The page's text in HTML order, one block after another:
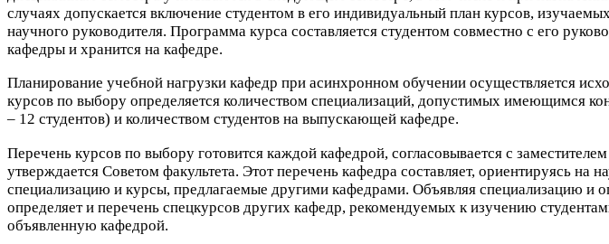
случаях допускается включение студентом в его индивидуальный план курсов,
научного руководителя. Программа курса составляется студентом совместно с его
кафедры и хранится на кафедре.
Планирование учебной нагрузки кафедр при асинхронном обучении осуществляется
курсов по выбору определяется количеством специализаций, допустимых имеющимся
– 12 студентов) и количеством студентов на выпускающей кафедре.
Перечень курсов по выбору готовится каждой кафедрой, согласовывается с
утверждается Советом факультета. Этот перечень кафедра составляет, ориентируясь на
специализацию и курсы, предлагаемые другими кафедрами. Объявляя специализацию и
определяет и перечень спецкурсов других кафедр, рекомендуемых к изучению
объявленную кафедрой.